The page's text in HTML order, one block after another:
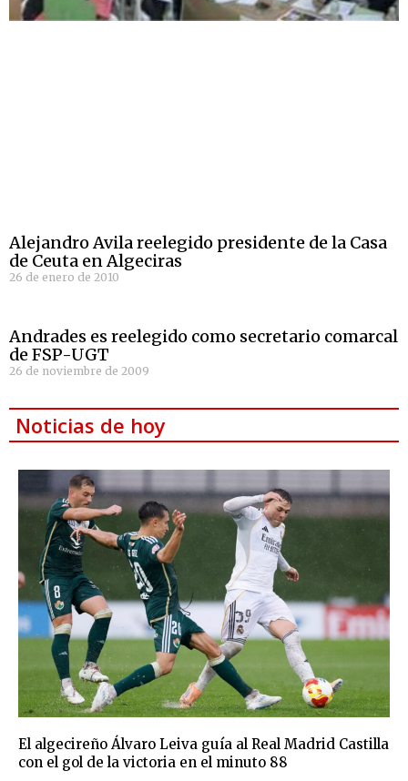
Alejandro Avila reelegido presidente de la Casa
de Ceuta en Algeciras
26 de enero de 2010
Andrades es reelegido como secretario comarcal
de FSP-UGT
26 de noviembre de 2009
Noticias de hoy
El algecireño Álvaro Leiva guía al Real Madrid Castilla
con el gol de la victoria en el minuto 88